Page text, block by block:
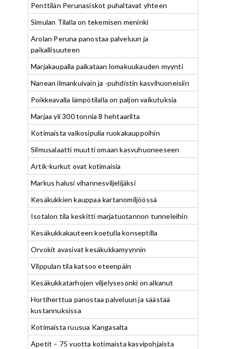
Penttilän Perunasiskot puhaltavat yhteen
Simulan Tilalla on tekemisen meninki
Arolan Peruna panostaa palveluun ja
paikallisuuteen
Marjakaupalla paikataan lomakuukauden myynti
Nanean ilmankuivain ja -puhdistin kasvihuoneisiin
Poikkeavalla lämpötilalla on paljon vaikutuksia
Marjaa yli 300 tonnia 8 hehtaarilta
Kotimaista valkosipulia ruokakauppoihin
Silmusalaatti muutti omaan kasvuhuoneeseen
Artik-kurkut ovat kotimaisia
Markus halusi vihannesviljelijäksi
Kesäkukkien kauppaa kartanomiljöössä
Isotalon tila keskitti marjatuotannon tunneleihin
Kesäkukkakauteen koetulla konseptilla
Orvokit avasivat kesäkukkamyynnin
Vilppulan tila katsoo eteenpäin
Kesäkukkatarhojen viljelysesonki on alkanut
Hortiherttua panostaa palveluun ja säästää
kustannuksissa
Kotimaista ruusua Kangasalta
Apetit – 75 vuotta kotimaista kasvipohjaista